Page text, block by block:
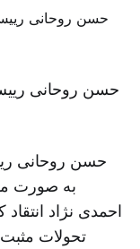
حسن روحانی
حسن روحانی
به صورت
احمدی نژاد انتقاد
تحولات